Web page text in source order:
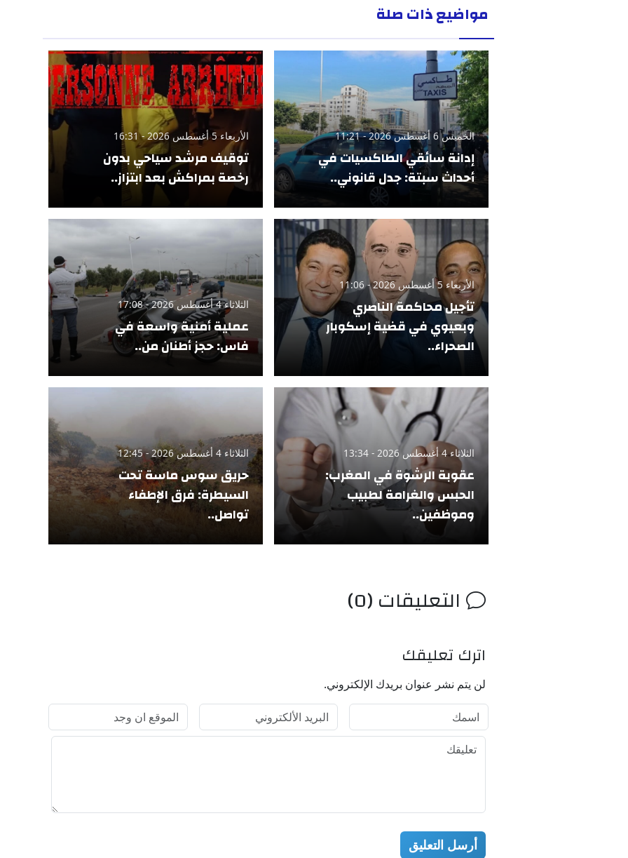
مواضيع ذات صلة
الخميس 6 أغسطس 2026 - 11:21
إدانة سائقي الطاكسيات في
أحداث سبتة: جدل قانوني..
الأربعاء 5 أغسطس 2026 - 16:31
توقيف مرشد سياحي بدون
رخصة بمراكش بعد ابتزاز..
الأربعاء 5 أغسطس 2026 - 11:06
تأجيل محاكمة الناصري
وبعيوي في قضية إسكوبار
الصحراء..
الثلاثاء 4 أغسطس 2026 - 17:08
عملية أمنية واسعة في
فاس: حجز أطنان من..
الثلاثاء 4 أغسطس 2026 - 13:34
عقوبة الرشوة في المغرب:
الحبس والغرامة لطبيب
وموظفين..
الثلاثاء 4 أغسطس 2026 - 12:45
حريق سوس ماسة تحت
السيطرة: فرق الإطفاء
تواصل..
التعليقات (0)
اترك تعليقك
لن يتم نشر عنوان بريدك الإلكتروني.
أرسل التعليق